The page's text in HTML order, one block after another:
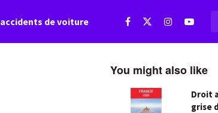
accidents de voiture
You might also like
Droit
grise